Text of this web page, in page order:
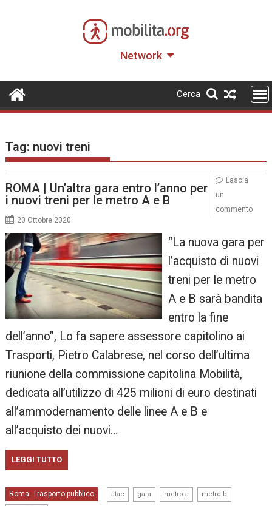
Network
Cerca
Tag: nuovi treni
ROMA | Un’altra gara entro l’anno per
i nuovi treni per le metro A e B
20 Ottobre 2020
“La nuova gara per
l’acquisto di nuovi
treni per le metro
A e B sarà bandita
entro la fine
dell’anno”, Lo fa sapere assessore capitolino ai
Trasporti, Pietro Calabrese, nel corso dell’ultima
riunione della commissione capitolina Mobilità,
dedicata all’utilizzo di 425 milioni di euro destinati
all’ammodernamento delle linee A e B e
all’acquisto dei nuovi…
LEGGI TUTTO
Roma, Trasporto pubblico atac gara metro a metro b
Lascia
un
commento